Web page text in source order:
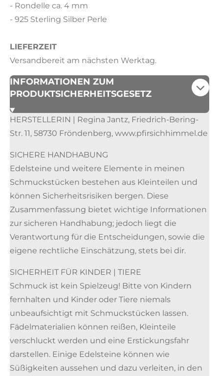
- Rondelle ca. 4 mm
- 925 Sterling Silber Perle
LIEFERZEIT
Versandbereit am nächsten Werktag.
INFORMATIONEN ZUM
PRODUKTSICHERHEITSGESETZ
HERSTELLERIN | Regina Jantz, Friedrich-Bering-
Str. 11, 58730 Fröndenberg, www.pfirsichhimmel.de
SICHERE HANDHABUNG
Edelsteine und weitere Elemente in meinen
Schmuckstücken bestehen aus Kleinteilen und
können Sicherheitsrisiken bergen. Diese
Zusammenfassung bietet wichtige Informationen
zur sicheren Handhabung; jedoch liegt die
Verantwortung für die Entscheidungen, sowie die
eigene rechtliche Einschätzung, stets bei dir.
SICHERHEIT FÜR KINDER | TIERE
Schmuck ist kein Spielzeug! Bitte von Kindern
fernhalten und Kinder oder Tiere niemals
unbeaufsichtigt mit Schmuckstücken lassen.
Fädelmaterialien können reißen, Kleinteile
verschluckt werden und eine Erstickungsfahr
darstellen. Einige Edelsteine können wie
Süßigkeiten aussehen und dazu verleiten, in den